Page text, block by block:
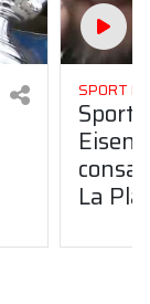
SPORT
Sport
La